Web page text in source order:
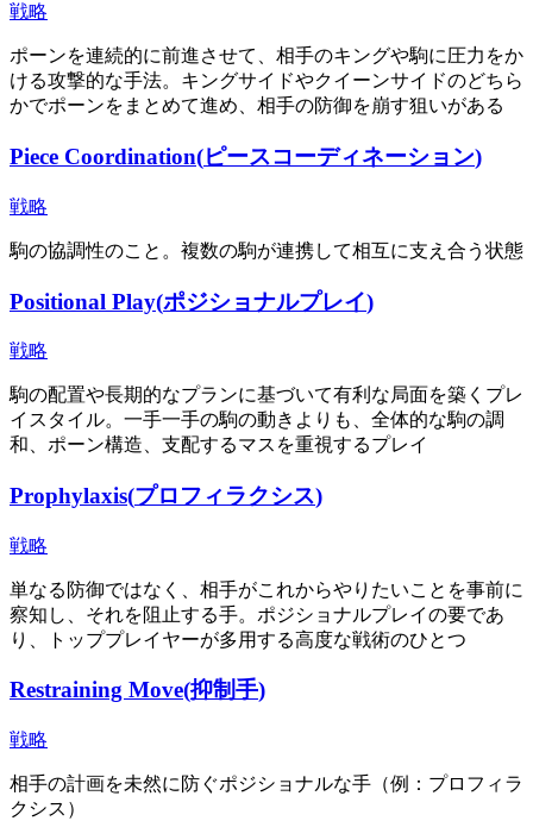
戦略
ポーンを連続的に前進させて、相手のキングや駒に圧力をか
ける攻撃的な手法。キングサイドやクイーンサイドのどちら
かでポーンをまとめて進め、相手の防御を崩す狙いがある
Piece Coordination(ピースコーディネーション)
戦略
駒の協調性のこと。複数の駒が連携して相互に支え合う状態
Positional Play(ポジショナルプレイ)
戦略
駒の配置や長期的なプランに基づいて有利な局面を築くプレ
イスタイル。一手一手の駒の動きよりも、全体的な駒の調
和、ポーン構造、支配するマスを重視するプレイ
Prophylaxis(プロフィラクシス)
戦略
単なる防御ではなく、相手がこれからやりたいことを事前に
察知し、それを阻止する手。ポジショナルプレイの要であ
り、トッププレイヤーが多用する高度な戦術のひとつ
Restraining Move(抑制手)
戦略
相手の計画を未然に防ぐポジショナルな手（例：プロフィラ
クシス）